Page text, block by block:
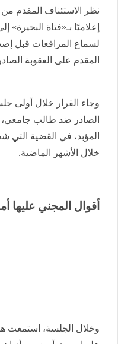
نظر الاستئناف المقدم
لسماع المرافعات قبل
المقدم على العقوبة
وجاء القرار خلال أولى
الصادر ضد طالب
المؤبد، في القضية التي
خلال الأشهر الماضية.
أقوال المجني عليها
وخلال الجلسة، استمعت